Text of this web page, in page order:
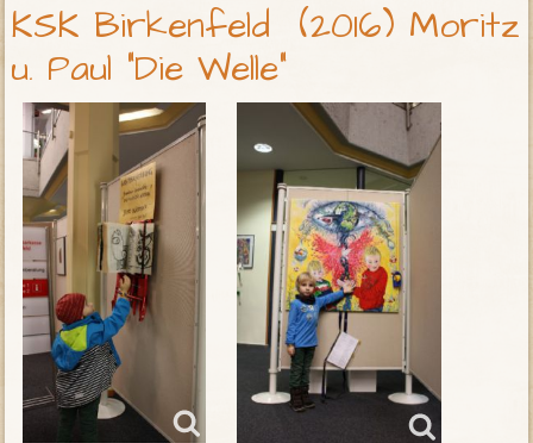
KSK Birkenfeld (2016) Moritz
u. Paul "Die Welle"